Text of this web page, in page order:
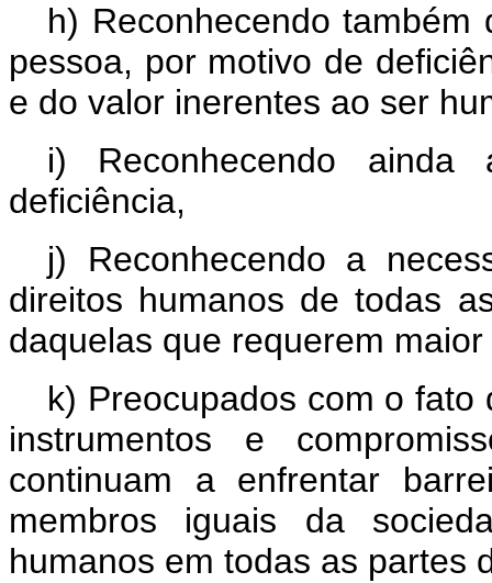
h) Reconhecendo
pessoa, por motivo de
e do valor inerentes ao ser
i) Reconhecendo
deficiência,
j) Reconhecendo a
direitos humanos de todas
daquelas que requerem
k) Preocupados com o
instrumentos e
continuam a enfrentar
membros iguais da
humanos em todas as partes